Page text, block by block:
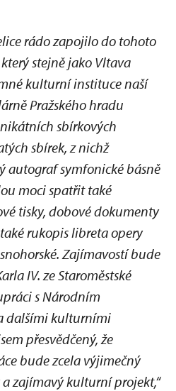
rádo zapojilo do tohoto
stejně jako Vltava
kulturní instituce naší
Pražského hradu
sbírkových
sbírek, z nichž
autograf symfonické básně
moci spatřit také
tisky, dobové dokumenty
rukopis libreta opery
Zajímavostí bude
IV. ze Staroměstské
s Národním
dalšími kulturními
přesvědčený, že
bude zcela výjimečný
zajímavý kulturní projekt,“